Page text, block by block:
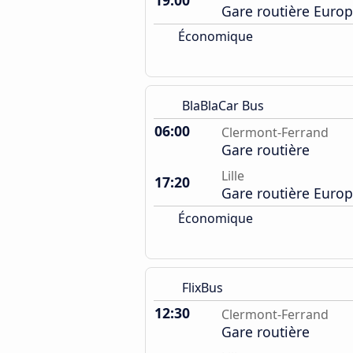
Gare routière
Économique
BlaBlaCar Bus
06:00 Clermont-Ferrand
Gare routière
17:20
Lille
Gare routière
Économique
FlixBus
12:30 Clermont-Ferrand
Gare routière